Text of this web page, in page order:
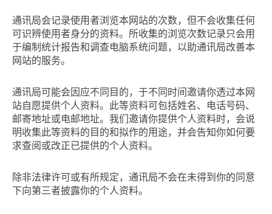
通讯局会记录使用者浏览本网站的次数，但不会收集任何
可识辨使用者身分的资料。所收集的浏览次数记录只会用
于编制统计报告和调查电脑系统问题，以助通讯局改善本
网站的服务。
通讯局可能会因应不同目的，于不同时间邀请你透过本网
站自愿提供个人资料。此等资料可包括姓名、电话号码、
邮寄地址或电邮地址。我们邀请你提供个人资料时，会说
明收集此等资料的目的和拟作的用途，并会告知你如何要
求查阅或改正已提供的个人资料。
除非法律许可或有所规定，通讯局不会在未得到你的同意
下向第三者披露你的个人资料。